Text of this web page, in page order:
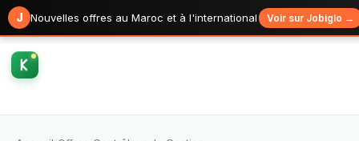
J Nouvelles offres au Maroc et à l'international Voir sur Jobiglo →